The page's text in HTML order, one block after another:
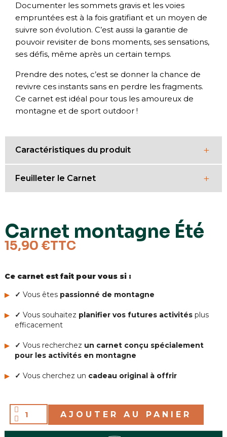
Documenter les sommets gravis et les voies
empruntées est à la fois gratifiant et un moyen de
suivre son évolution. C’est aussi la garantie de
pouvoir revisiter de bons moments, ses sensations,
ses défis, même après un certain temps.
Prendre des notes, c’est se donner la chance de
revivre ces instants sans en perdre les fragments.
Ce carnet est idéal pour tous les amoureux de
montagne et de sport outdoor !
Caractéristiques du produit +
Nombre de pages
Poids 230
Papier
Feuilleter le Carnet +
Carnet montagne Été
15,90 €TTC
Ce carnet est fait pour vous si :
✓ Vous êtes passionné de montagne
✓ Vous souhaitez planifier vos futures activitésplus
efficacement
✓ Vous recherchez un carnet conçu spécialement
pour les activités en montagne
✓ Vous cherchez un cadeau original à offrir
AJOUTER AU PANIER